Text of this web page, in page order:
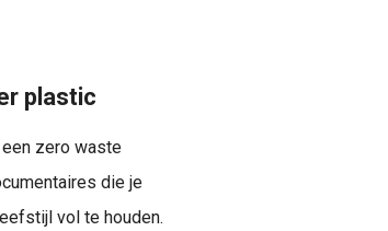
plastic
zero waste
die je
vol te houden.